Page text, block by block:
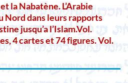
la Nabatène. L’Arabie
Nord dans leurs rapports
jusqu’a l’Islam.Vol.
4 cartes et 74 figures. Vol.